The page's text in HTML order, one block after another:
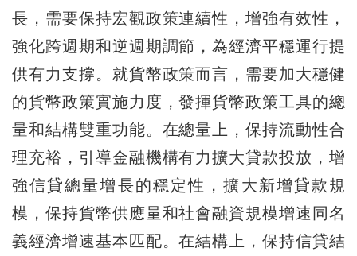
長，需要保持宏觀政策連續性，增強有效性，
強化跨週期和逆週期調節，為經濟平穩運行提
供有力支撐。就貨幣政策而言，需要加大穩健
的貨幣政策實施力度，發揮貨幣政策工具的總
量和結構雙重功能。在總量上，保持流動性合
理充裕，引導金融機構有力擴大貸款投放，增
強信貸總量增長的穩定性，擴大新增貸款規
模，保持貨幣供應量和社會融資規模增速同名
義經濟增速基本匹配。在結構上，保持信貸結